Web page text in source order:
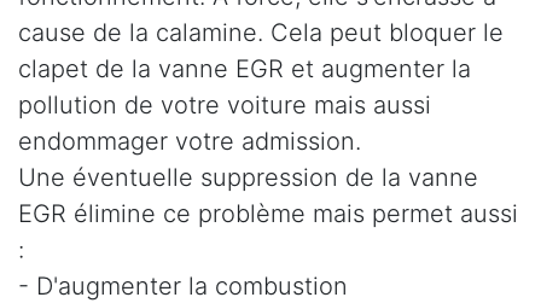
cause de la calamine. Cela peut bloquer le
clapet de la vanne EGR et augmenter la
pollution de votre voiture mais aussi
endommager votre admission.
Une éventuelle suppression de la vanne
EGR élimine ce problème mais permet aussi
:
- D'augmenter la combustion